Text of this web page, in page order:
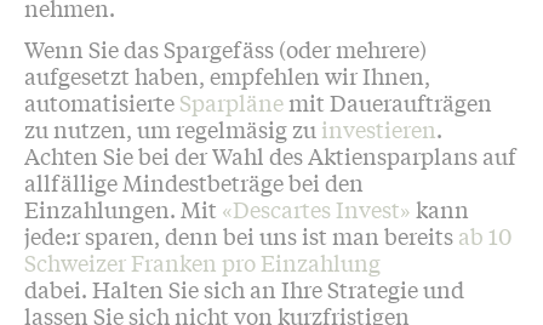
nehmen.
Wenn Sie das Spargefäss (oder mehrere)
aufgesetzt haben, empfehlen wir Ihnen,
automatisierteSparplänemit Daueraufträgen
zu nutzen, um regelmäsig zu investieren.
Achten Sie bei der Wahl des Aktiensparplans auf
allfällige Mindestbeträge bei den
Einzahlungen. Mit «Descartes Invest» kann
jede:r sparen, denn bei uns ist man bereitsab 10
Schweizer Franken pro Einzahlung
dabei. Halten Sie sich an Ihre Strategie und
lassen Sie sich nicht von kurzfristigen